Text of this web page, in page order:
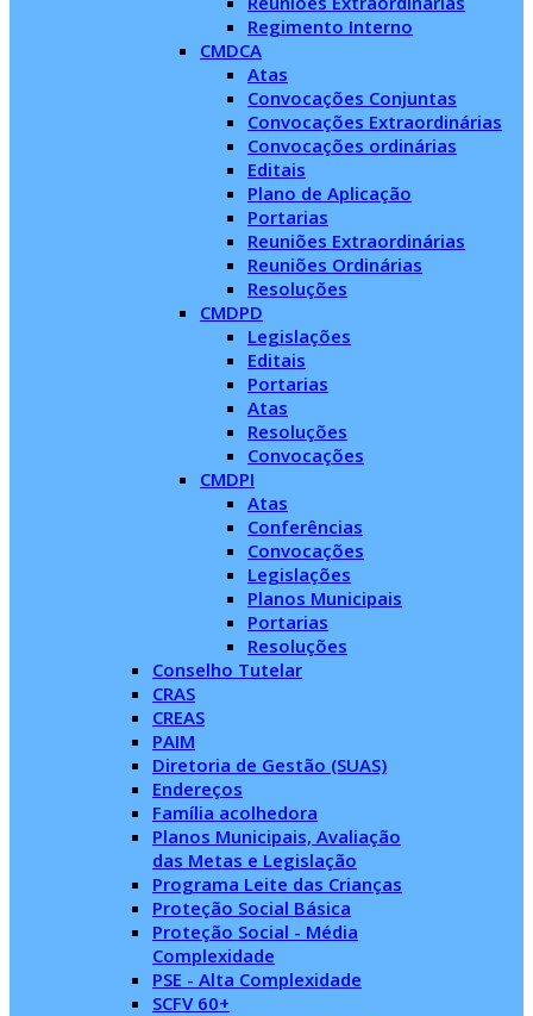
Regimento Interno
CMDCA
Atas
Convocações Conjuntas
Convocações Extraordinárias
Convocações ordinárias
Editais
Plano de Aplicação
Portarias
Reuniões Extraordinárias
Reuniões Ordinárias
Resoluções
CMDPD
Legislações
Editais
Portarias
Atas
Resoluções
Convocações
CMDPI
Atas
Conferências
Convocações
Legislações
Planos Municipais
Portarias
Resoluções
Conselho Tutelar
CRAS
CREAS
PAIM
Diretoria de Gestão (SUAS)
Endereços
Família acolhedora
Planos Municipais, Avaliação
das Metas e Legislação
Programa Leite das Crianças
Proteção Social Básica
Proteção Social - Média
Complexidade
PSE - Alta Complexidade
SCFV 60+